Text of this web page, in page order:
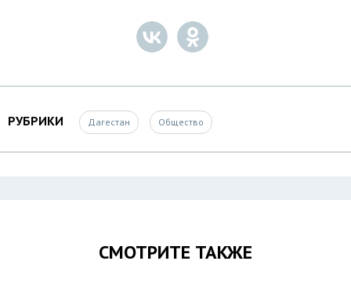
РУБРИКИ Дагестан Общество
СМОТРИТЕ ТАКЖЕ